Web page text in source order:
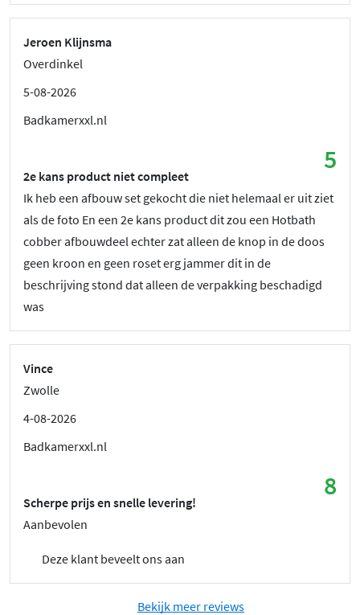
Jeroen Klijnsma
Overdinkel
5-08-2026
Badkamerxxl.nl
5
2e kans product niet compleet
Ik heb een afbouw set gekocht die niet helemaal er uit ziet
als de foto En een 2e kans product dit zou een Hotbath
cobber afbouwdeel echter zat alleen de knop in de doos
geen kroon en geen roset erg jammer dit in de
beschrijving stond dat alleen de verpakking beschadigd
was
Vince
Zwolle
4-08-2026
Badkamerxxl.nl
8
Scherpe prijs en snelle levering!
Aanbevolen
Deze klant beveelt ons aan
Bekijk meer reviews